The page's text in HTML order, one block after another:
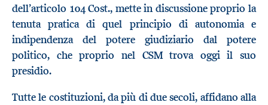
dell’articolo 104 Cost., mette in discussione proprio la
tenuta pratica di quel principio di autonomia e
indipendenza del potere giudiziario dal potere
politico, che proprio nel CSM trova oggi il suo
presidio.
Tutte le costituzioni, da più di due secoli, affidano alla